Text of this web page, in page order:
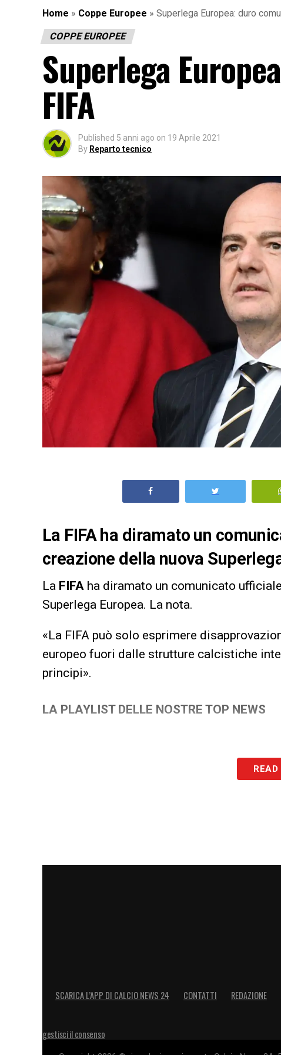
Home » Coppe Europee » Superlega Europea: duro
COPPE EUROPEE
Superlega
FIFA
Published 5 anni ago on 19 Aprile 2021
By Reparto tecnico
La FIFA ha diramato un
creazione della nuova
La FIFA ha diramato un comunicato
Superlega Europea. La nota.
«La FIFA può solo esprimere
europeo fuori dalle strutture calcistiche
principi».
LA PLAYLIST DELLE NOSTRE TOP NEWS
READ
SCARICA L’APP DI CALCIO NEWS 24 CONTATTI REDAZIONE
gestisci il consenso